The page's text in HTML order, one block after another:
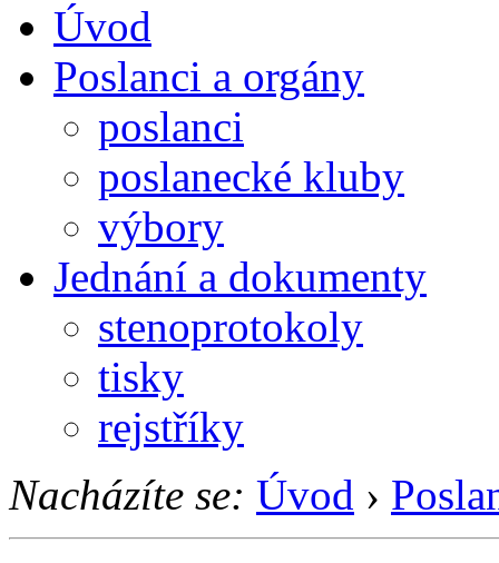
Úvod
Poslanci a orgány
poslanci
poslanecké kluby
výbory
Jednání a dokumenty
stenoprotokoly
tisky
rejstříky
Nacházíte se: Úvod ›